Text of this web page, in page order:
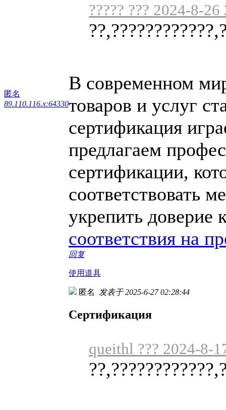
匿名
89.110.116.x:64330
????? ??? 2024-8-
В современном
товаров и услуг
сертификация
предлагаем
сертификации,
соответствовать
укрепить доверие
соответствия на
回复
使用道具
匿名 发表于 2025-6-27 02:28:44
Сертификация
queithl ??? 2024-8-